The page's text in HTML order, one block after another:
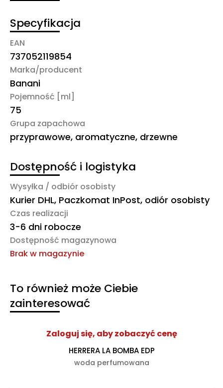
Specyfikacja
EAN
737052119854
Marka/producent
Banani
Pojemność [ml]
75
Grupa zapachowa
przyprawowe, aromatyczne, drzewne
Dostępność i logistyka
Wysyłka / odbiór osobisty
Kurier DHL, Paczkomat InPost, odiór osobisty
Czas realizacji
3-6 dni robocze
Dostępność magazynowa
Brak w magazynie
To również może Ciebie
zainteresować
Zaloguj się, aby zobaczyć cenę
HERRERA LA BOMBA EDP
woda perfumowana